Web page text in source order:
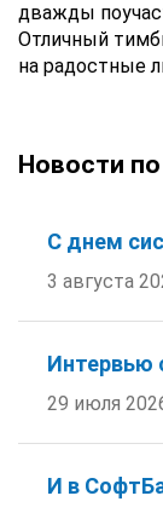
дважды
Отличный
на радостные
Новости
С днем
3 августа
Интервью
29 июля
И в